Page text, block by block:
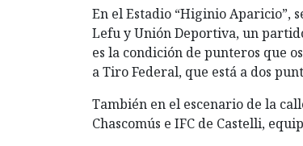
En el Estadio “Higinio Aparicio”,
Lefu y Unión Deportiva, un
es la condición de punteros que
a Tiro Federal, que está a dos
También en el escenario de la
Chascomús e IFC de Castelli,